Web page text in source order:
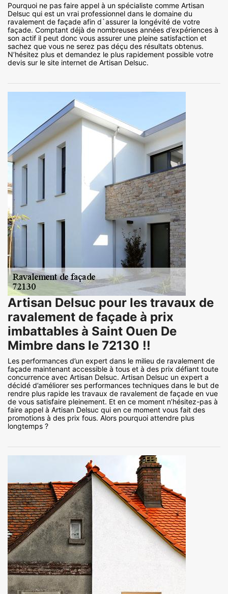
Pourquoi ne pas faire appel à un spécialiste comme Artisan
Delsuc qui est un vrai professionnel dans le domaine du
ravalement de façade afin d`assurer la longévité de votre
façade. Comptant déjà de nombreuses années d’expériences à
son actif il peut donc vous assurer une pleine satisfaction et
sachez que vous ne serez pas déçu des résultats obtenus.
N’hésitez plus et demandez le plus rapidement possible votre
devis sur le site internet de Artisan Delsuc.
Artisan Delsuc pour les travaux de
ravalement de façade à prix
imbattables à Saint Ouen De
Mimbre dans le 72130 !!
Les performances d’un expert dans le milieu de ravalement de
façade maintenant accessible à tous et à des prix défiant toute
concurrence avec Artisan Delsuc. Artisan Delsuc un expert a
décidé d’améliorer ses performances techniques dans le but de
rendre plus rapide les travaux de ravalement de façade en vue
de vous satisfaire pleinement. Et en ce moment n’hésitez-pas à
faire appel à Artisan Delsuc qui en ce moment vous fait des
promotions à des prix fous. Alors pourquoi attendre plus
longtemps ?